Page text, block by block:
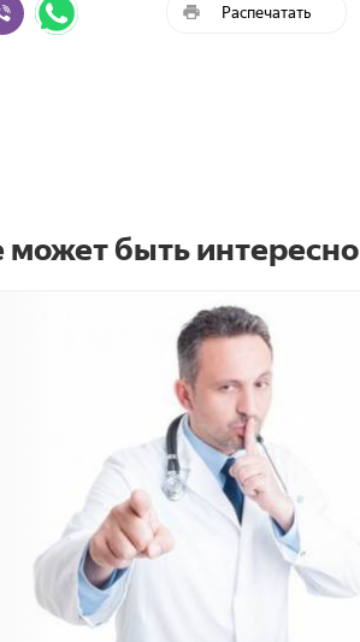
Распечатать
может быть интересно